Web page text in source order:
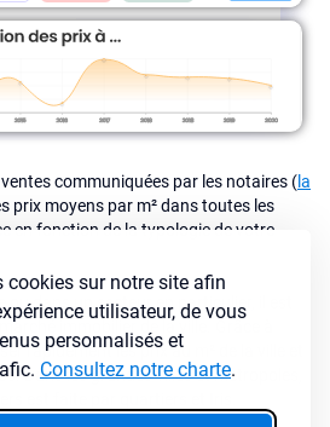
cookies sur notre site afin
utilisateur, de vous
personnalisés et
Consultez notre charte.
communiquées par les notaires (la
prix moyens par m² dans toutes les
en fonction de la typologie de votre
ou dans un secteur en particulier, il est
immobilier de la ville. Grâce à
rapidement les prix au m² de la ville et
Dans les grandes villes et metropoles,